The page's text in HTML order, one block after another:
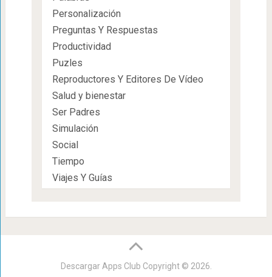
Personalización
Preguntas Y Respuestas
Productividad
Puzles
Reproductores Y Editores De Vídeo
Salud y bienestar
Ser Padres
Simulación
Social
Tiempo
Viajes Y Guías
Descargar Apps Club Copyright © 2026.